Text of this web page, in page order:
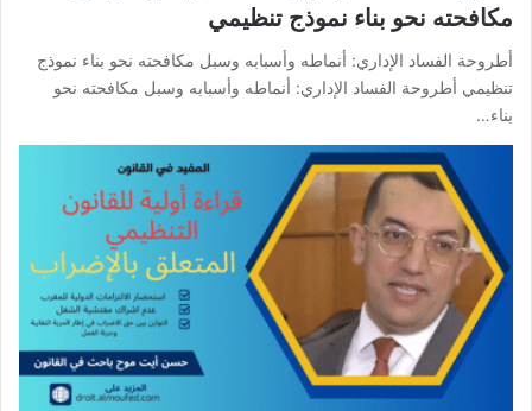
مكافحته نحو بناء نموذج تنظيمي
أطروحة الفساد الإداري: أنماطه وأسبابه وسبل مكافحته نحو بناء نموذج
تنظيمي أطروحة الفساد الإداري: أنماطه وأسبابه وسبل مكافحته نحو
بناء…